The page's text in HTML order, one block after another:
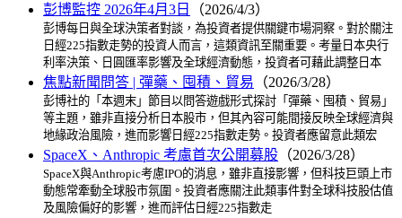
彭博監控 2026年4月3日 （2026/4/3）
彭博每日與全球決策者對談，為投資者提供關鍵市場洞察。對於關注
日經225指數走勢的投資人而言，這類資訊至關重要。考量日本央行
利率決策、日圓匯率影響及全球經濟動態，投資者可藉此調整日本
焦點新聞問答 | 彈藥、囤積、貿易 （2026/3/28）
彭博社的「本週末」節目以問答遊戲形式探討「彈藥、囤積、貿易」
等主題，雖非直接分析日本股市，但其內容可能間接反映全球經濟與
地緣政治風險，進而影響日經225指數走勢。投資者應留意此類宏
SpaceX、Anthropic 考慮首次公開募股 （2026/3/28）
SpaceX與Anthropic考慮IPO的消息，雖非直接影響，但科技巨頭上市
動態常牽動全球股市氛圍。投資者應關注此類事件對全球科技股估值
及風險偏好的影響，進而評估日經225指數走